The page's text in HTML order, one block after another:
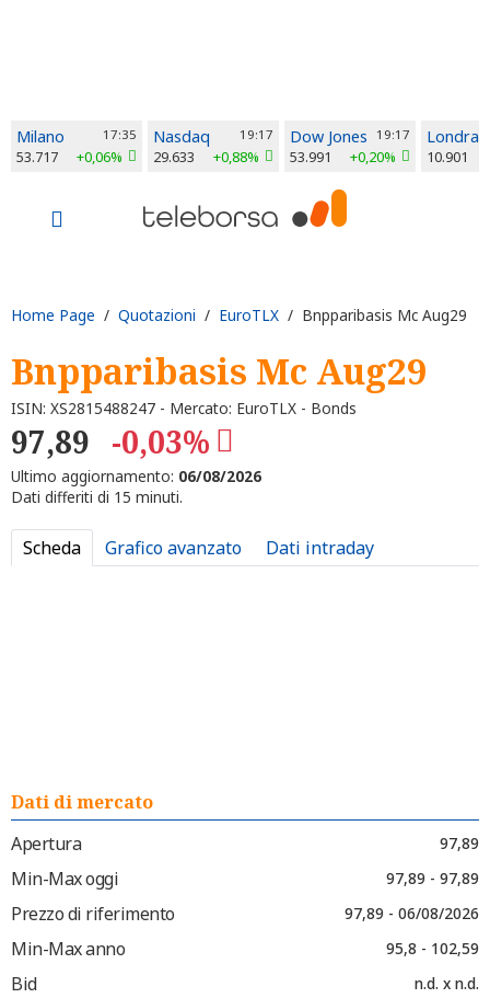
Milano 17:35
53.717 +0,06%
Nasdaq 19:17
29.633 +0,88%
Dow Jones 19:17
53.991 +0,20%
Londra
10.901
Home Page / Quotazioni / EuroTLX / Bnpparibasis Mc Aug29
Bnpparibasis Mc Aug29
ISIN: XS2815488247 - Mercato: EuroTLX - Bonds
97,89 -0,03%
Ultimo aggiornamento: 06/08/2026
Dati differiti di 15 minuti.
Scheda Grafico avanzato Dati intraday
Dati di mercato
Apertura
97,89
Min-Max oggi 97,89 - 97,89
Prezzo di riferimento 97,89 - 06/08/2026
Min-Max anno 95,8 - 102,59
Bid n.d. x n.d.